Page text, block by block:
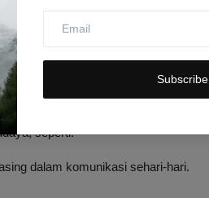
Subscribe
bahasa oleh Grenoble
serius.
seperti:
dalam komunikasi sehari-hari.